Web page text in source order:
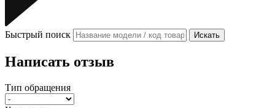
Быстрый поиск Искать
Написать отзыв
Тип обращения